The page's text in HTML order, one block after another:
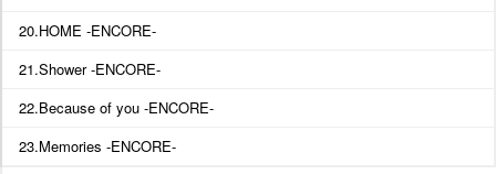
20.HOME -ENCORE-
21.Shower -ENCORE-
22.Because of you -ENCORE-
23.Memories -ENCORE-